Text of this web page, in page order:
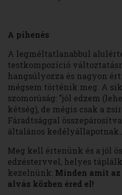
A pihenés
A legméltatlanabbul
testkompozíció
hangsúlyozza és nagyon
mégsem történik meg. A
szomorúság: "jól edzem
kétség), de mégis csak a
Fáradtsággal
általános kedélyállapotnak…
Meg kell értenünk és a jól
edzéstervvel, helyes
kezelnünk: Minden amit az
alvás közben éred el!